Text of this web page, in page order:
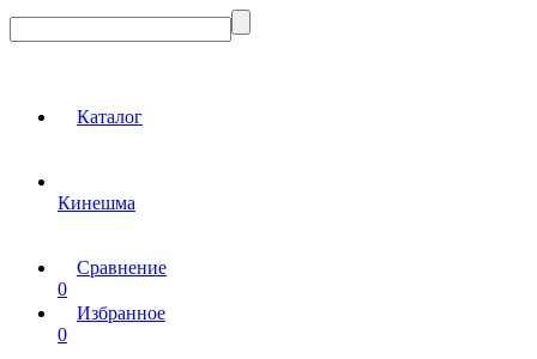
Каталог
Кинешма
Сравнение
0
Избранное
0